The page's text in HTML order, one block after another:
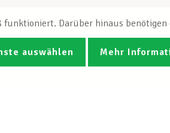
funktioniert. Darüber hinaus
auswählen Mehr